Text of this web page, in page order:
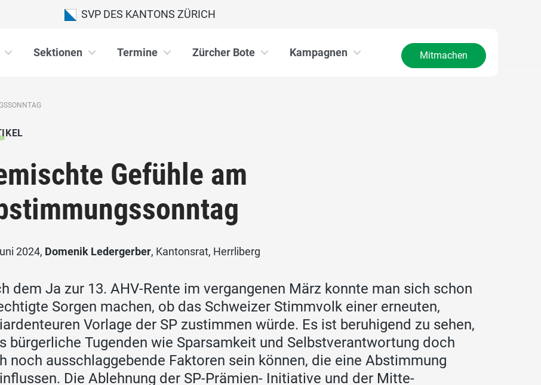
SVP DES KANTONS ZÜRICH
Sektionen Termine Zürcher Bote Kampagnen Mitmachen
Gefühle am
2024, Domenik Ledergerber, Kantonsrat, Herrliberg
dem Ja zur 13. AHV-Rente im vergangenen März konnte man sich schon
Sorgen machen, ob das Schweizer Stimmvolk einer erneuten,
Vorlage der SP zustimmen würde. Es ist beruhigend zu sehen,
bürgerliche Tugenden wie Sparsamkeit und Selbstverantwortung doch
noch ausschlaggebende Faktoren sein können, die eine Abstimmung
Die Ablehnung der SP-Prämien- Initiative und der Mitte-